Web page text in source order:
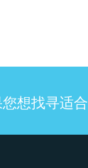
想找寻适